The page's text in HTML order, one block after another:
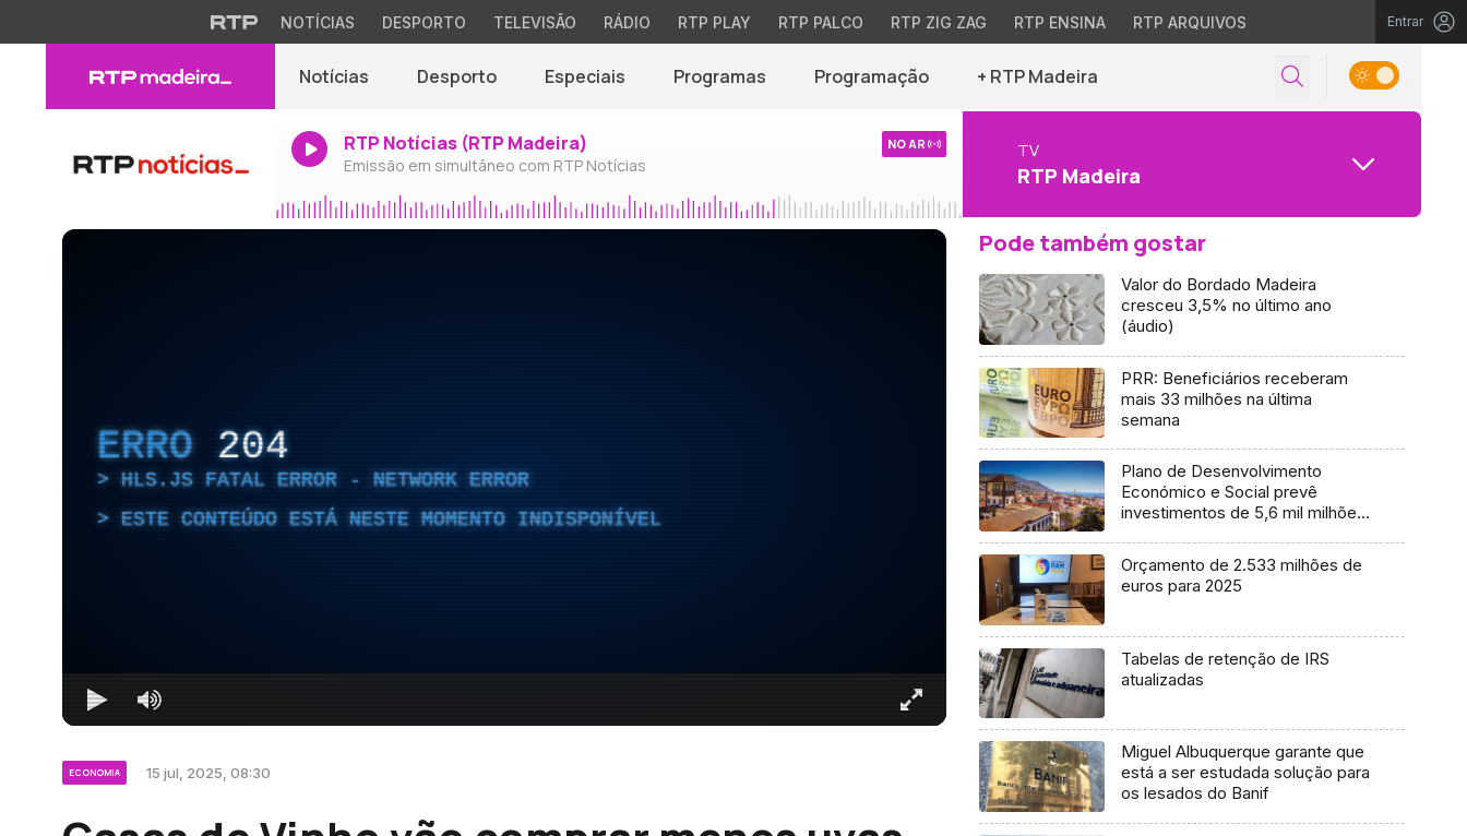
NOTÍCIAS DESPORTO TELEVISÃO RÁDIO RTP PLAY RTP PALCO RTP ZIG ZAG RTP ENSINA RTP ARQUIVOS Entrar
Notícias Desporto Especiais Programas Programação + RTP Madeira
RTP Notícias (RTP Madeira)
Emissão em simultâneo com RTP Notícias
NO AR TV
RTP Madeira
ERRO 204
HLS.JS FATAL ERROR - NETWORK ERROR
ESTE CONTEÚDO ESTÁ NESTE MOMENTO INDISPONÍVEL
ECONOMIA 15 jul, 2025, 08:30
Pode também gostar
Valor do Bordado Madeira
cresceu 3,5% no último ano
(áudio)
PRR: Beneficiários receberam
mais 33 milhões na última
semana
Plano de Desenvolvimento
Económico e Social prevê
investimentos de 5,6 mil milhões
Orçamento de 2.533 milhões de
euros para 2025
Tabelas de retenção de IRS
atualizadas
Miguel Albuquerque garante que
está a ser estudada solução para
os lesados do Banif